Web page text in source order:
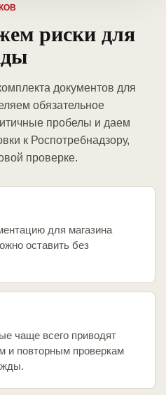
риски для
документов для
обязательное
пробелы и даем
к Роспотребнадзору,
проверке.
для магазина
оставить без
чаще всего приводят
и повторным проверкам